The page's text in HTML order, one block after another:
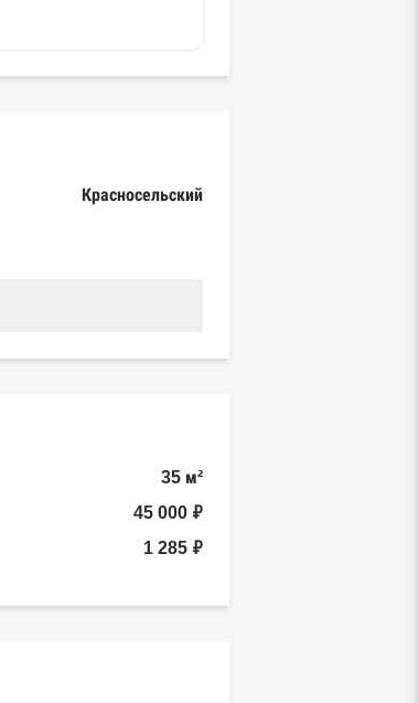
Красносельский
35 м²
45 000 ₽
1 285 ₽